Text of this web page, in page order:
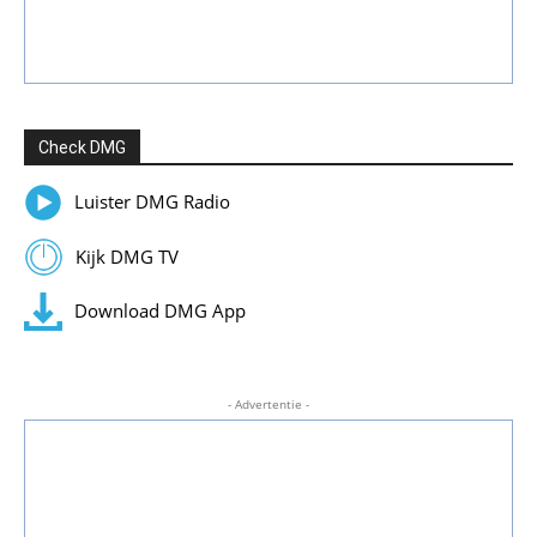
Check DMG
Luister DMG Radio
Kijk DMG TV
Download DMG App
- Advertentie -